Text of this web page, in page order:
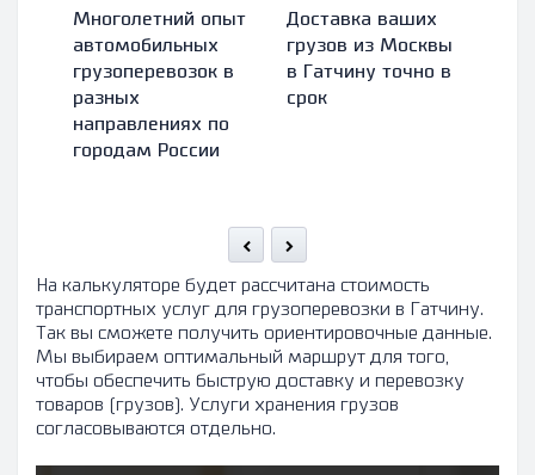
Многолетний опыт
автомобильных
грузоперевозок в
разных
направлениях по
городам России
Доставка ваших
грузов из Москвы
в Гатчину точно в
срок
На калькуляторе будет рассчитана стоимость
транспортных услуг для грузоперевозки в Гатчину.
Так вы сможете получить ориентировочные данные.
Мы выбираем оптимальный маршрут для того,
чтобы обеспечить быструю доставку и перевозку
товаров (грузов). Услуги хранения грузов
согласовываются отдельно.